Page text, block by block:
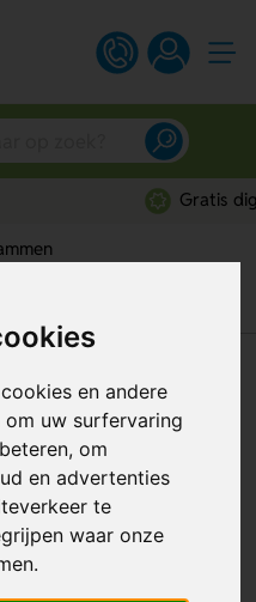
en andere
uw surfervaring
om
en advertenties
te
waar onze
/